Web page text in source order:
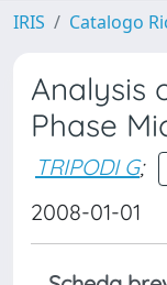
IRIS Catalogo
Analysis
Phase
TRIPODI G;
2008-01-01